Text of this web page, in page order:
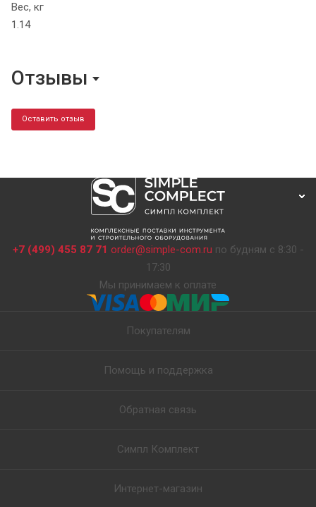
Вес, кг
1.14
Отзывы
Оставить отзыв
+7 (499) 455 87 71 order@simple-com.ru по будням с 8:30 -
17:30
Мы принимаем к оплате
Покупателям
Помощь и поддержка
Обратная связь
Симпл Комплект
Интернет-магазин